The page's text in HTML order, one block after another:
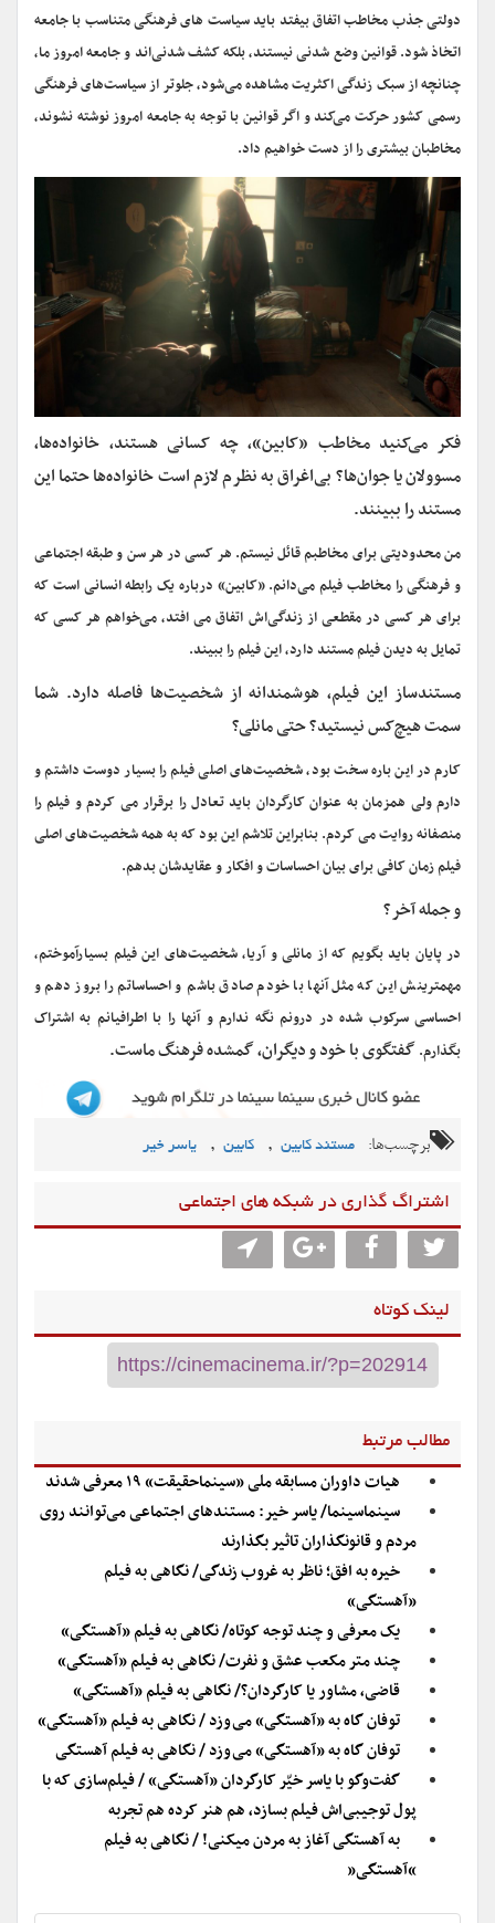
دولتی جذب مخاطب اتفاق بیفتد باید سیاست های فرهنگی متناسب با جامعه
اتخاذ شود. قوانین وضع شدنی نیستند، بلکه کشف شدنی‌اند و جامعه امروز ما،
چنانچه از سبک زندگی اکثریت مشاهده می‌شود، جلوتر از سیاست‌های فرهنگی
رسمی کشور حرکت می‌کند و اگر قوانین با توجه به جامعه امروز نوشته نشوند،
مخاطبان بیشتری را از دست خواهیم داد.
فکر می‌کنید مخاطب «کابین»، چه کسانی هستند، خانواده‌ها،
مسوولان یا جوان‌ها؟ بی‌اغراق به نظرم لازم است خانواده‌ها حتما این
مستند را ببینند.
من محدودیتی برای مخاطبم قائل نیستم. هر کسی در هر سن و طبقه اجتماعی
و فرهنگی را مخاطب فیلم می‌دانم. «کابین» درباره یک رابطه انسانی است که
برای هر کسی در مقطعی از زندگی‌اش اتفاق می افتد، می‌خواهم هر کسی که
تمایل به دیدن فیلم مستند دارد، این فیلم را ببیند.
مستندساز این فیلم، هوشمندانه از شخصیت‌‌ها فاصله دارد. شما
سمت هیچ‌کس نیستید؟ حتی مانلی؟
کارم در این باره سخت بود، شخصیت‌های اصلی فیلم را بسیار دوست داشتم و
دارم ولی همزمان به عنوان کارگردان باید تعادل را برقرار می کردم و فیلم را
منصفانه روایت می کردم. بنابراین تلاشم این بود که به همه شخصیت‌های اصلی
فیلم زمان کافی برای بیان احساسات و افکار و عقایدشان بدهم.
و جمله آخر؟
در پایان باید بگویم که از مانلی و آریا، شخصیت‌های این فیلم بسیارآموختم،
مهمترینش این که مثل آنها با خودم صادق باشم و احساساتم را بروز دهم و
احساسی سرکوب شده در درونم نگه ندارم و آنها را با اطرافیانم به اشتراک
بگذارم.گفتگوی با خود و دیگران، گمشده فرهنگ ماست.
برچسب‌ها: مستند کابین , کابین , یاسر خیر
اشتراگ گذاری در شبکه های اجتماعی
لینک کوتاه
مطالب مرتبط
هیات داوران مسابقه ملی «سینماحقیقت» ۱۹ معرفی شدند
سینماسینما/ یاسر خیر: مستندهای اجتماعی می‌توانند روی
مردم و قانونگذاران تاثیر بگذارند
خیره به افق؛ ناظر به غروب زندگی/ نگاهی به فیلم
«آهستگی»
یک معرفی و چند توجه کوتاه/ نگاهی به فیلم «آهستگی»
چند متر مکعب عشق و نفرت/ نگاهی به فیلم «آهستگی»
قاضی، مشاور یا کارگردان؟/ نگاهی به فیلم «آهستگی»
توفان گاه به «آهستگی» می وزد / نگاهی به فیلم «آهستگی»
توفان گاه به «آهستگی» می وزد / نگاهی به فیلم آهستگی
گفت‌وگو با یاسر خیّر کارگردان «آهستگی» / فیلم‌سازی که با
پول توجیبی‌اش فیلم بسازد، هم هنر کرده هم تجربه
به آهستگی آغاز به مردن میکنی! / نگاهی به فیلم
“آهستگی”